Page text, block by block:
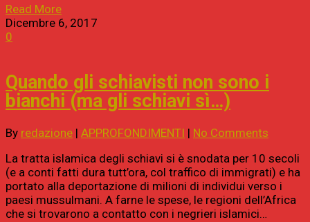
Read More
Dicembre 6, 2017
0
Quando gli schiavisti non sono i
bianchi (ma gli schiavi sì…)
By redazione | APPROFONDIMENTI | No Comments
La tratta islamica degli schiavi si è snodata per 10 secoli
(e a conti fatti dura tutt’ora, col traffico di immigrati) e ha
portato alla deportazione di milioni di individui verso i
paesi mussulmani. A farne le spese, le regioni dell’Africa
che si trovarono a contatto con i negrieri islamici…